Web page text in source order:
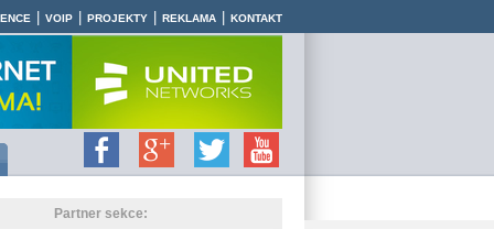
VOIP PROJEKTY REKLAMA KONTAKT
Partner sekce: